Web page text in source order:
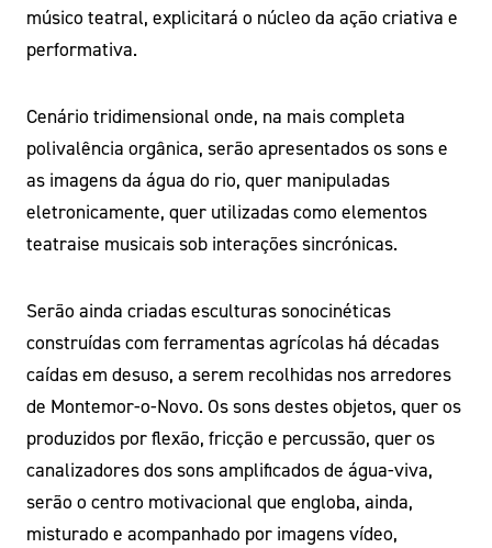
músico teatral, explicitará o núcleo da ação criativa e
performativa.
Cenário tridimensional onde, na mais completa
polivalência orgânica, serão apresentados os sons e
as imagens da água do rio, quer manipuladas
eletronicamente, quer utilizadas como elementos
teatraise musicais sob interações sincrónicas.
Serão ainda criadas esculturas sonocinéticas
construídas com ferramentas agrícolas há décadas
caídas em desuso, a serem recolhidas nos arredores
de Montemor-o-Novo. Os sons destes objetos, quer os
produzidos por flexão, fricção e percussão, quer os
canalizadores dos sons amplificados de água-viva,
serão o centro motivacional que engloba, ainda,
misturado e acompanhado por imagens vídeo,